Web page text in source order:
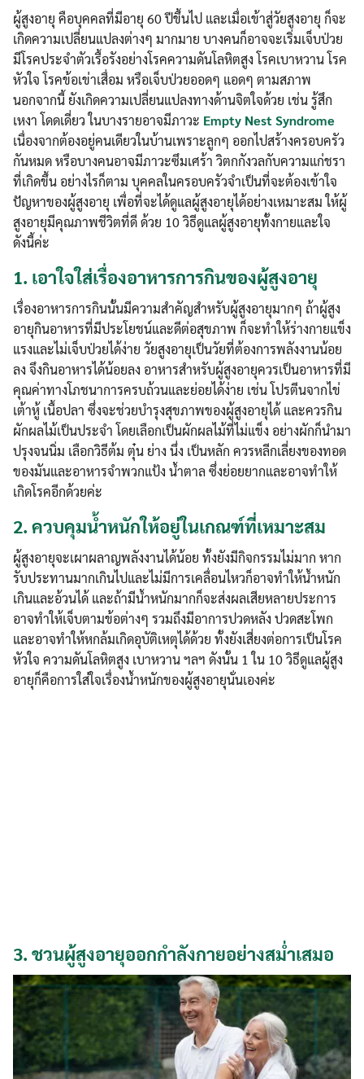
ผู้สูงอายุ คือบุคคลที่มีอายุ 60 ปีขึ้นไป และเมื่อเข้าสู่วัยสูงอายุ ก็จะ
เกิดความเปลี่ยนแปลงต่างๆ มากมาย บางคนก็อาจจะเริ่มเจ็บป่วย
มีโรคประจำตัวเรื้อรังอย่างโรคความดันโลหิตสูง โรคเบาหวาน โรค
หัวใจ โรคข้อเข่าเสื่อม หรือเจ็บป่วยออดๆ แอดๆ ตามสภาพ
นอกจากนี้ ยังเกิดความเปลี่ยนแปลงทางด้านจิตใจด้วย เช่น รู้สึก
เหงา โดดเดี่ยว ในบางรายอาจมีภาวะ Empty Nest Syndrome
เนื่องจากต้องอยู่คนเดียวในบ้านเพราะลูกๆ ออกไปสร้างครอบครัว
กันหมด หรือบางคนอาจมีภาวะซึมเศร้า วิตกกังวลกับความแก่ชรา
ที่เกิดขึ้น อย่างไรก็ตาม บุคคลในครอบครัวจำเป็นที่จะต้องเข้าใจ
ปัญหาของผู้สูงอายุ เพื่อที่จะได้ดูแลผู้สูงอายุได้อย่างเหมาะสม ให้ผู้
สูงอายุมีคุณภาพชีวิตที่ดี ด้วย 10 วิธีดูแลผู้สูงอายุทั้งกายและใจ
ดังนี้ค่ะ
1. เอาใจใส่เรื่องอาหารการกินของผู้สูงอายุ
เรื่องอาหารการกินนั้นมีความสำคัญสำหรับผู้สูงอายุมากๆ ถ้าผู้สูง
อายุกินอาหารที่มีประโยชน์และดีต่อสุขภาพ ก็จะทำให้ร่างกายแข็ง
แรงและไม่เจ็บป่วยได้ง่าย วัยสูงอายุเป็นวัยที่ต้องการพลังงานน้อย
ลง จึงกินอาหารได้น้อยลง อาหารสำหรับผู้สูงอายุควรเป็นอาหารที่มี
คุณค่าทางโภชนาการครบถ้วนและย่อยได้ง่าย เช่น โปรตีนจากไข่
เต้าหู้ เนื้อปลา ซึ่งจะช่วยบำรุงสุขภาพของผู้สูงอายุได้ และควรกิน
ผักผลไม้เป็นประจำ โดยเลือกเป็นผักผลไม้ที่ไม่แข็ง อย่างผักก็นำมา
ปรุงจนนิ่ม เลือกวิธีต้ม ตุ๋น ย่าง นึ่ง เป็นหลัก ควรหลีกเลี่ยงของทอด
ของมันและอาหารจำพวกแป้ง น้ำตาล ซึ่งย่อยยากและอาจทำให้
เกิดโรคอีกด้วยค่ะ
2. ควบคุมน้ำหนักให้อยู่ในเกณฑ์ที่เหมาะสม
ผู้สูงอายุจะเผาผลาญพลังงานได้น้อย ทั้งยังมีกิจกรรมไม่มาก หาก
รับประทานมากเกินไปและไม่มีการเคลื่อนไหวก็อาจทำให้น้ำหนัก
เกินและอ้วนได้ และถ้ามีน้ำหนักมากก็จะส่งผลเสียหลายประการ
อาจทำให้เจ็บตามข้อต่างๆ รวมถึงมีอาการปวดหลัง ปวดสะโพก
และอาจทำให้หกล้มเกิดอุบัติเหตุได้ด้วย ทั้งยังเสี่ยงต่อการเป็นโรค
หัวใจ ความดันโลหิตสูง เบาหวาน ฯลฯ ดังนั้น 1 ใน 10 วิธีดูแลผู้สูง
อายุก็คือการใส่ใจเรื่องน้ำหนักของผู้สูงอายุนั่นเองค่ะ
3. ชวนผู้สูงอายุออกกำลังกายอย่างสม่ำเสมอ